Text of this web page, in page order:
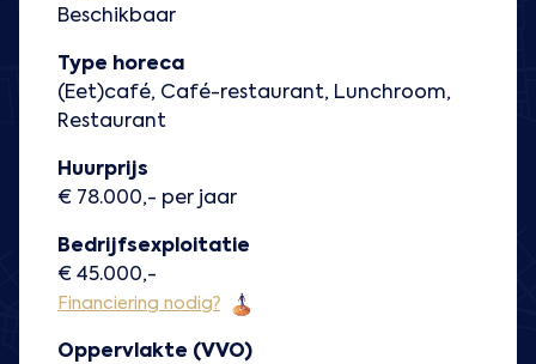
Beschikbaar
Type horeca
(Eet)café, Café-restaurant, Lunchroom,
Restaurant
Huurprijs
€ 78.000,- per jaar
Bedrijfsexploitatie
€ 45.000,-
Financiering nodig?
Oppervlakte (VVO)